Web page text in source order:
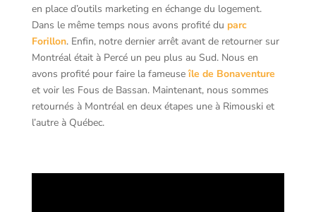
en place d’outils marketing en échange du logement.
Dans le même temps nous avons profité du parc
Forillon. Enfin, notre dernier arrêt avant de retourner sur
Montréal était à Percé un peu plus au Sud. Nous en
avons profité pour faire la fameuse île de Bonaventure
et voir les Fous de Bassan. Maintenant, nous sommes
retournés à Montréal en deux étapes une à Rimouski et
l’autre à Québec.